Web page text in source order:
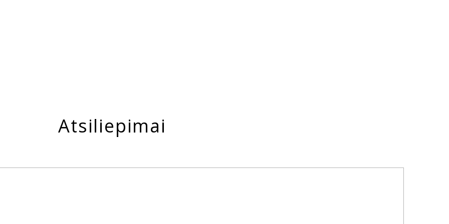
Atsiliepimai